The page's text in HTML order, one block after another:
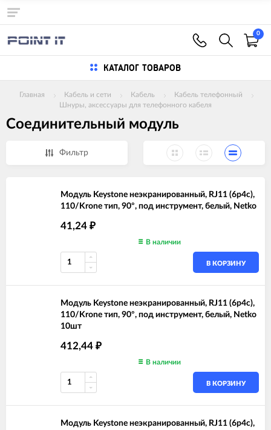
0
КАТАЛОГ ТОВАРОВ
Главная Кабель и сети Кабель
Кабель телефонный
Шнуры, аксессуары для телефонного кабеля
Соединительный модуль
Фильтр
Модуль Keystone неэкранированный, RJ11 (6p4c),
110/Krone тип, 90°, под инструмент, белый, Netko
41,24 ₽
В наличии
В КОРЗИНУ
Модуль Keystone неэкранированный, RJ11 (6p4c),
110/Krone тип, 90°, под инструмент, белый, Netko
10шт
412,44 ₽
В наличии
В КОРЗИНУ
Модуль Keystone неэкранированный, RJ11 (6p4c),